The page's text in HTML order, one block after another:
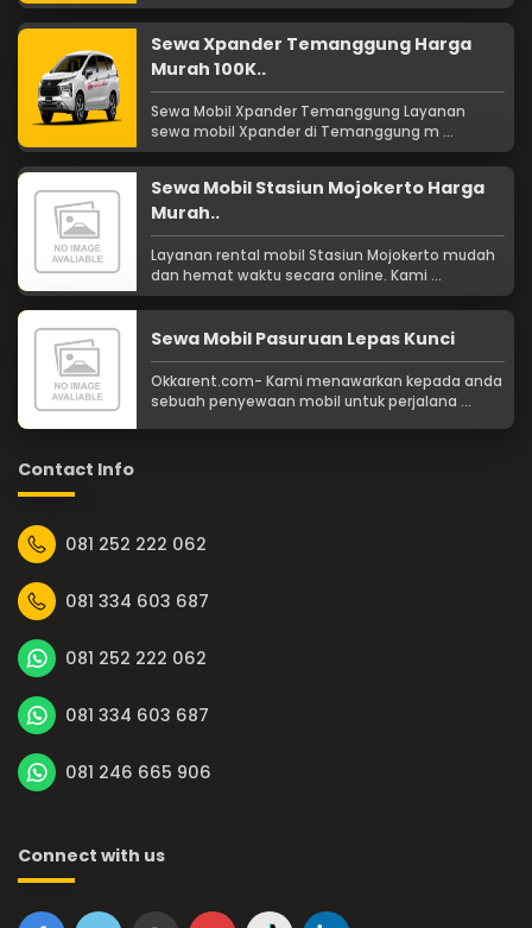
Sewa Xpander Temanggung Harga
Murah 100K..
Sewa Mobil Xpander Temanggung Layanan
sewa mobil Xpander di Temanggung m ...
Sewa Mobil Stasiun Mojokerto Harga
Murah..
Layanan rental mobil Stasiun Mojokerto mudah
dan hemat waktu secara online. Kami ...
Sewa Mobil Pasuruan Lepas Kunci
Okkarent.com- Kami menawarkan kepada anda
sebuah penyewaan mobil untuk perjalana ...
Contact Info
081 252 222 062
081 334 603 687
081 252 222 062
081 334 603 687
081 246 665 906
Connect with us